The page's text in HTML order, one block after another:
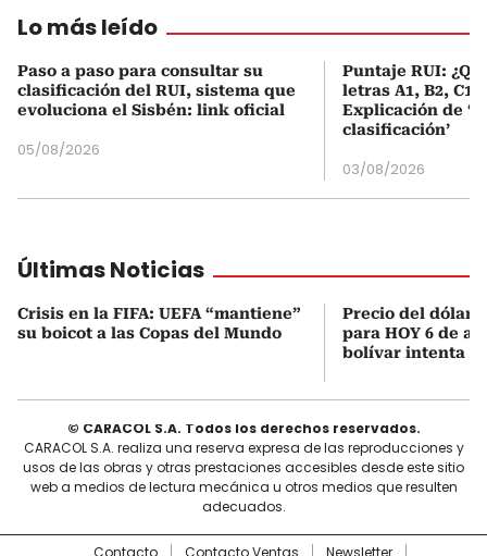
Lo más leído
Paso a paso para consultar su
clasificación del RUI, sistema que
evoluciona el Sisbén: link oficial
05/08/2026
Puntaje RUI:
letras A1, B2, C1
Explicación de
clasificación’
03/08/2026
Últimas Noticias
Crisis en la FIFA: UEFA “mantiene”
su boicot a las Copas del Mundo
Precio del dólar
para HOY 6 de
bolívar intenta
© CARACOL S.A. Todos los derechos reservados.
CARACOL S.A. realiza una reserva expresa de las reproducciones y
usos de las obras y otras prestaciones accesibles desde este sitio
web a medios de lectura mecánica u otros medios que resulten
adecuados.
Contacto Contacto Ventas Newsletter